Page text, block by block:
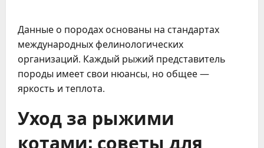
Данные о породах основаны на стандартах
международных фелинологических
организаций. Каждый рыжий представитель
породы имеет свои нюансы, но общее —
яркость и теплота.
Уход за рыжими
котами: советы для